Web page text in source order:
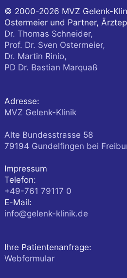
© 2000-2026 MVZ Gelenk-
Ostermeier und Partner,
Dr. Thomas Schneider,
Prof. Dr. Sven Ostermeier,
Dr. Martin Rinio,
PD Dr. Bastian Marquaß
Adresse:
MVZ Gelenk-Klinik
Alte Bundesstrasse 58
79194 Gundelfingen bei
Impressum
Telefon:
+49-761 79117 0
E-Mail:
info@gelenk-klinik.de
Ihre Patientenanfrage:
Webformular